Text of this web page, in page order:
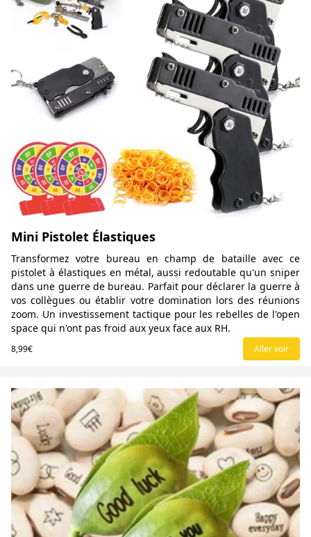
Mini Pistolet Élastiques
Transformez votre bureau en champ de bataille avec ce
pistolet à élastiques en métal, aussi redoutable qu'un sniper
dans une guerre de bureau. Parfait pour déclarer la guerre à
vos collègues ou établir votre domination lors des réunions
zoom. Un investissement tactique pour les rebelles de l'open
space qui n'ont pas froid aux yeux face aux RH.
8,99€ Aller voir